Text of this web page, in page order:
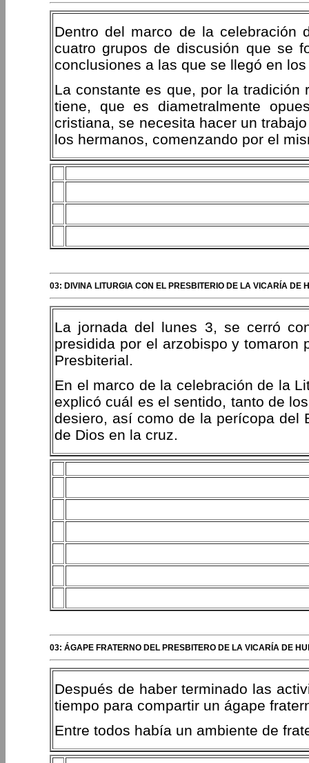
Dentro del marco de la celebración
cuatro grupos de discusión que se
conclusiones a las que se llegó en
La constante es que, por la
tiene, que es diametralmente
cristiana, se necesita hacer un
los hermanos, comenzando por el
03: DIVINA LITURGIA CON EL PRESBITERIO DE LA VICARÍA DE
La jornada del lunes 3, se cerró
presidida por el arzobispo y tomaron
Presbiterial.
En el marco de la celebración de la
explicó cuál es el sentido, tanto de
desiero, así como de la perícopa del
de Dios en la cruz.
03: ÁGAPE FRATERNO DEL PRESBITERO DE LA VICARÍA DE
Después de haber terminado las
tiempo para compartir un ágape
Entre todos había un ambiente de